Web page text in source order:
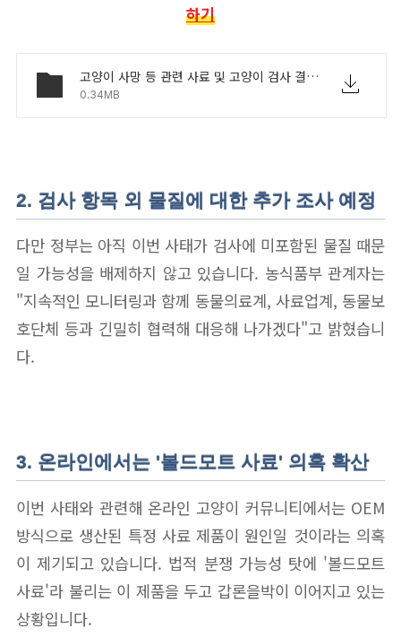
하기
고양이 사망 등 관련 사료 및 고양이 검사 결과 보도자료(5.13. 조간).pdf
0.34MB
2. 검사 항목 외 물질에 대한 추가 조사 예정
다만 정부는 아직 이번 사태가 검사에 미포함된 물질 때문
일 가능성을 배제하지 않고 있습니다. 농식품부 관계자는
"지속적인 모니터링과 함께 동물의료계, 사료업계, 동물보
호단체 등과 긴밀히 협력해 대응해 나가겠다"고 밝혔습니
다.
3. 온라인에서는 '볼드모트 사료' 의혹 확산
이번 사태와 관련해 온라인 고양이 커뮤니티에서는 OEM
방식으로 생산된 특정 사료 제품이 원인일 것이라는 의혹
이 제기되고 있습니다. 법적 분쟁 가능성 탓에 '볼드모트
사료'라 불리는 이 제품을 두고 갑론을박이 이어지고 있는
상황입니다.